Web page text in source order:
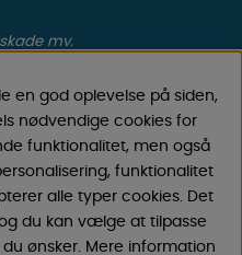
mv.
med campingvogne &
årene, fordi vi har
samt
siden 1968. Vi tilbyder et
inden for camping &
en god oplevelse på siden,
nødvendige cookies for
funktionalitet, men også
funktionalitet
alle typer cookies. Det
du kan vælge at tilpasse
ønsker. Mere information